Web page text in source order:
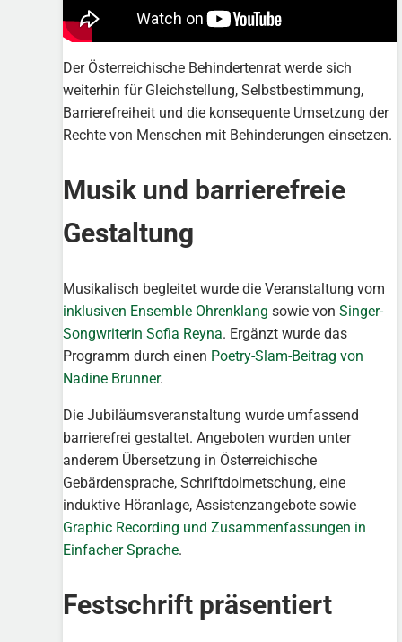
Der Österreichische Behindertenrat werde sich
weiterhin für Gleichstellung, Selbstbestimmung,
Barrierefreiheit und die konsequente Umsetzung der
Rechte von Menschen mit Behinderungen einsetzen.
Musik und barrierefreie
Gestaltung
Musikalisch begleitet wurde die Veranstaltung vom
inklusiven Ensemble Ohrenklang sowie von Singer-
Songwriterin Sofia Reyna. Ergänzt wurde das
Programm durch einen Poetry-Slam-Beitrag von
Nadine Brunner.
Die Jubiläumsveranstaltung wurde umfassend
barrierefrei gestaltet. Angeboten wurden unter
anderem Übersetzung in Österreichische
Gebärdensprache, Schriftdolmetschung, eine
induktive Höranlage, Assistenzangebote sowie
Graphic Recording und Zusammenfassungen in
Einfacher Sprache.
Festschrift präsentiert